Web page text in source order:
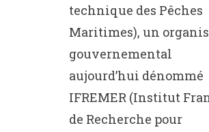
technique des Pêches
Maritimes), un
gouvernemental
aujourd’hui dénommé
IFREMER (Institut
de Recherche pour